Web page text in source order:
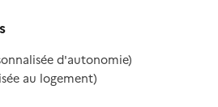
d'autonomie)
au logement)